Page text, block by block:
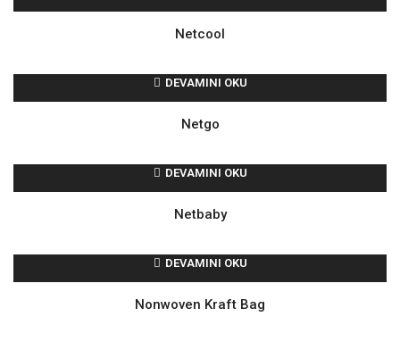
Netcool
DEVAMINI OKU
Netgo
DEVAMINI OKU
Netbaby
DEVAMINI OKU
Nonwoven Kraft Bag